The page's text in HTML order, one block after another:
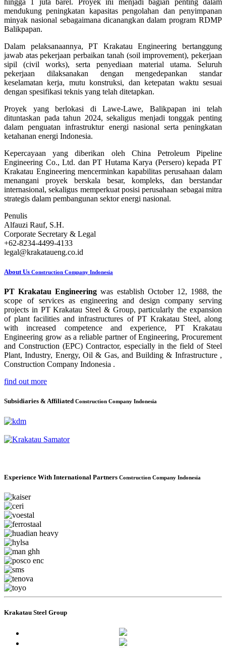
mendukung peningkatan kapasitas pengolahan dan penyimpanan
minyak nasional sebagaimana dicanangkan dalam program RDMP
Balikpapan.
Dalam pelaksanaannya, PT Krakatau Engineering bertanggung
jawab atas pekerjaan perbaikan tanah (soil improvement), pekerjaan
sipil (civil works), serta penyediaan material utama. Seluruh
pekerjaan dilaksanakan dengan mengedepankan standar
keselamatan kerja, mutu konstruksi, dan ketepatan waktu sesuai
dengan spesifikasi teknis yang telah ditetapkan.
Proyek yang berlokasi di Lawe-Lawe, Balikpapan ini telah
dituntaskan pada tahun 2024, sekaligus menjadi tonggak penting
dalam penguatan infrastruktur energi nasional serta peningkatan
ketahanan energi Indonesia.
Kepercayaan yang diberikan oleh China Petroleum Pipeline
Engineering Co., Ltd. dan PT Hutama Karya (Persero) kepada PT
Krakatau Engineering mencerminkan kapabilitas perusahaan dalam
menangani proyek berskala besar, kompleks, dan berstandar
internasional, sekaligus memperkuat posisi perusahaan sebagai mitra
strategis dalam pembangunan sektor energi nasional.
Penulis
Alfauzi Rauf, S.H.
Corporate Secretary & Legal
+62-8234-4499-4133
legal@krakataueng.co.id
About Us Construction Company Indonesia
PT Krakatau Engineering was establish October 12, 1988, the
scope of services as engineering and design company serving
projects in PT Krakatau Steel & Group, particularly the expansion
of plant facilities and infrastructures of PT Krakatau Steel, along
with increased competence and experience, PT Krakatau
Engineering grow as a reliable partner of Engineering, Procurement
and Construction (EPC) Contractor, especially in the field of Steel
Plant, Industry, Energy, Oil & Gas, and Building & Infrastructure ,
Construction Company Indonesia .
find out more
Subsidiaries & Affiliated Construction Company Indonesia
Experience With International Partners Construction Company Indonesia
Krakatau Steel Group